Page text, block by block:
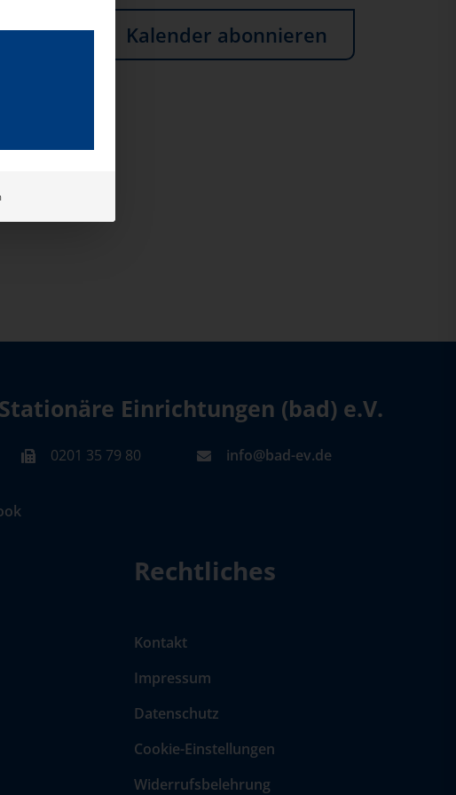
Kalender abonnieren
Einrichtungen (bad) e.V.
0201 35 79 80 info@bad-ev.de
Rechtliches
Kontakt
Impressum
Datenschutz
Cookie-Einstellungen
Widerrufsbelehrung